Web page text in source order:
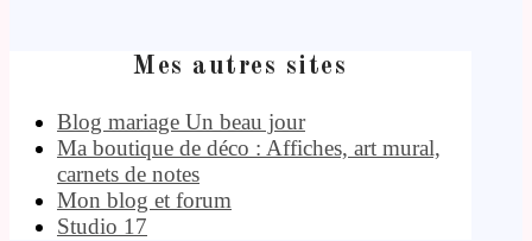
Mes autres sites
Blog mariage Un beau jour
Ma boutique de déco : Affiches, art mural,
carnets de notes
Mon blog et forum
Studio 17